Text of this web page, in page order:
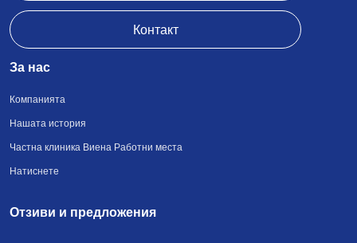
Контакт
За нас
Компанията
Нашата история
Частна клиника Виена Работни места
Натиснете
Отзиви и предложения